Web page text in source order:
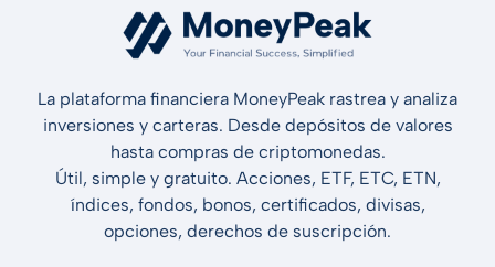
La plataforma financiera MoneyPeak rastrea y analiza
inversiones y carteras. Desde depósitos de valores
hasta compras de criptomonedas.
Útil, simple y gratuito. Acciones, ETF, ETC, ETN,
índices, fondos, bonos, certificados, divisas,
opciones, derechos de suscripción.